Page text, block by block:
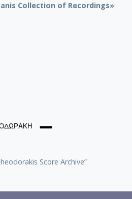
Collection of Recordings»
Score Archive”